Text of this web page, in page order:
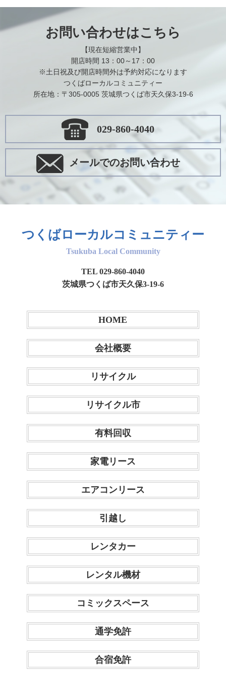
お問い合わせはこちら
【現在短縮営業中】
開店時間 13：00～17：00
※土日祝及び開店時間外は予約対応になります
つくばローカルコミュニティー
所在地：〒305-0005 茨城県つくば市天久保3-19-6
029-860-4040
メールでのお問い合わせ
つくばローカルコミュニティー
Tsukuba Local Community
TEL 029-860-4040
茨城県つくば市天久保3-19-6
HOME
会社概要
リサイクル
リサイクル市
有料回収
家電リース
エアコンリース
引越し
レンタカー
レンタル機材
コミックスペース
通学免許
合宿免許